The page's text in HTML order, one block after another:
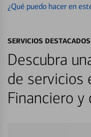
¿Qué puedo hacer en
SERVICIOS DESTACADOS
Descubra
de servicios
Financiero y